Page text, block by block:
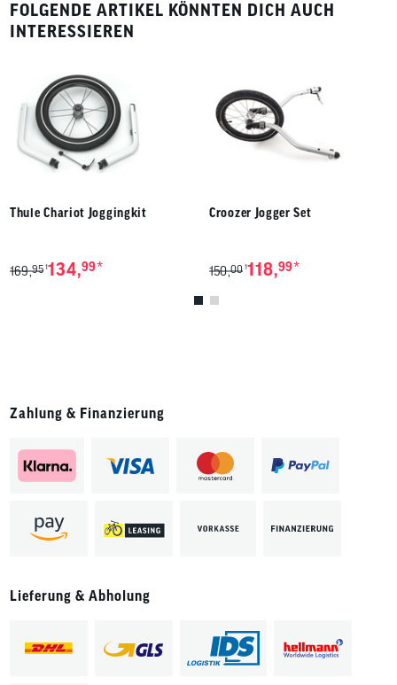
Babyliege, Cargo Modul oder ein weiteres Dog Modul für den zweiten
Hund)
FOLGENDE ARTIKEL KÖNNTEN DICH AUCH
INTERESSIEREN
Thule Chariot Joggingkit
169,95 1134,99*
Croozer Jogger Set
150,00 1118,99*
Zahlung & Finanzierung
Lieferung & Abholung